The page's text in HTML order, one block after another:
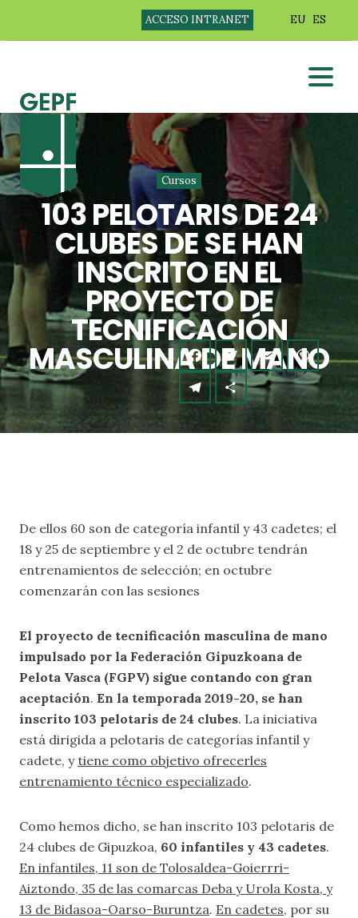
ACCESO INTRANET EU ES
Cursos
103 PELOTARIS DE 24
CLUBES DE SE HAN
INSCRITO EN EL
PROYECTO DE
TECNIFICACIÓN
MASCULINA DE MANO
De ellos 60 son de categoría infantil y 43 cadetes; el
18 y 25 de septiembre y el 2 de octubre tendrán
entrenamientos de selección; en octubre
comenzarán con las sesiones
El proyecto de tecnificación masculina de mano
impulsado por la Federación Gipuzkoana de
Pelota Vasca (FGPV) sigue contando con gran
aceptación. En la temporada 2019-20, se han
inscrito 103 pelotaris de 24 clubes. La iniciativa
está dirigida a pelotaris de categorías infantil y
cadete, ytiene como objetivo ofrecerles
entrenamiento técnico especializado.
Como hemos dicho, se han inscrito 103 pelotaris de
24 clubes de Gipuzkoa, 60 infantiles y 43 cadetes.
En infantiles, 11 son de Tolosaldea-Goierrri-
Aiztondo, 35 de las comarcas Deba y Urola Kosta, y
13 de Bidasoa-Oarso-Buruntza. En cadetes, por su